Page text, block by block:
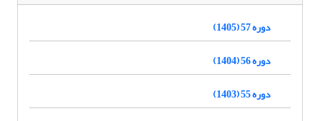
دوره 57 (1405)
دوره 56 (1404)
دوره 55 (1403)